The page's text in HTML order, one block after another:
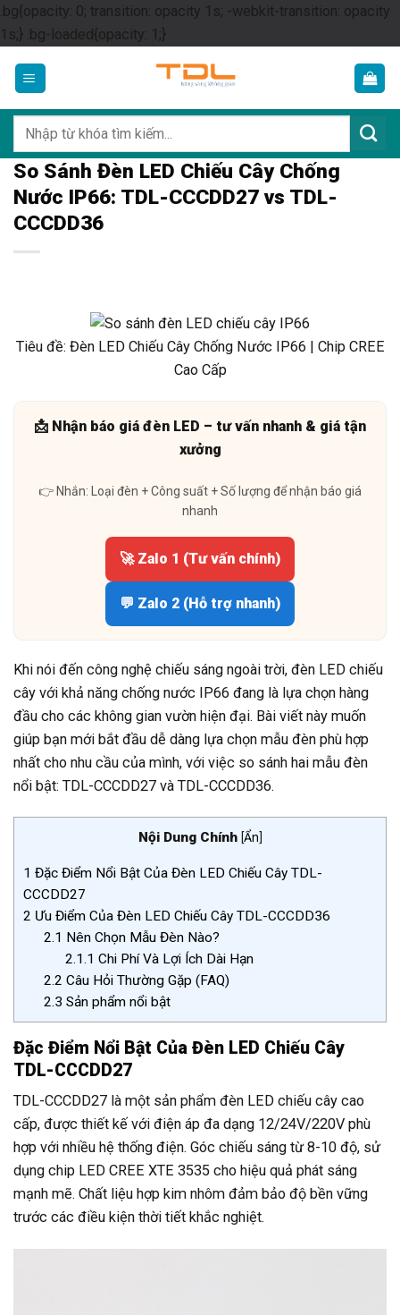
.bg{opacity: 0; transition: opacity 1s; -webkit-transition: opacity
1s;} .bg-loaded{opacity: 1;}Skip
content
kiếm:
So Sánh Đèn LED Chiếu Cây Chống
Nước IP66: TDL-CCCDD27 vs TDL-
CCCDD36
Tiêu đề: Đèn LED Chiếu Cây Chống Nước IP66 | Chip CREE
Cao Cấp
📩 Nhận báo giá đèn LED – tư vấn nhanh & giá tận
xưởng
👉 Nhắn: Loại đèn + Công suất + Số lượng để nhận báo giá
nhanh
🚀 Zalo 1 (Tư vấn chính)
💬 Zalo 2 (Hỗ trợ nhanh)
Khi nói đến công nghệ chiếu sáng ngoài trời, đèn LED chiếu
cây với khả năng chống nước IP66 đang là lựa chọn hàng
đầu cho các không gian vườn hiện đại. Bài viết này muốn
giúp bạn mới bắt đầu dễ dàng lựa chọn mẫu đèn phù hợp
nhất cho nhu cầu của mình, với việc so sánh hai mẫu đèn
nổi bật: TDL-CCCDD27 và TDL-CCCDD36.
Nội Dung Chính [Ẩn]
1 Đặc Điểm Nổi Bật Của Đèn LED Chiếu Cây TDL-
CCCDD27
2 Ưu Điểm Của Đèn LED Chiếu Cây TDL-CCCDD36
2.1 Nên Chọn Mẫu Đèn Nào?
2.1.1 Chi Phí Và Lợi Ích Dài Hạn
2.2 Câu Hỏi Thường Gặp (FAQ)
2.3 Sản phẩm nổi bật
Đặc Điểm Nổi Bật Của Đèn LED Chiếu Cây
TDL-CCCDD27
TDL-CCCDD27 là một sản phẩm đèn LED chiếu cây cao
cấp, được thiết kế với điện áp đa dạng 12/24V/220V phù
hợp với nhiều hệ thống điện. Góc chiếu sáng từ 8-10 độ, sử
dụng chip LED CREE XTE 3535 cho hiệu quả phát sáng
mạnh mẽ. Chất liệu hợp kim nhôm đảm bảo độ bền vững
trước các điều kiện thời tiết khắc nghiệt.